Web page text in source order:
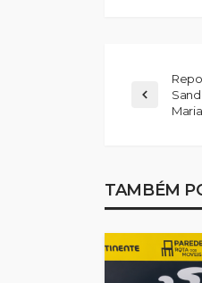
TAMBÉM